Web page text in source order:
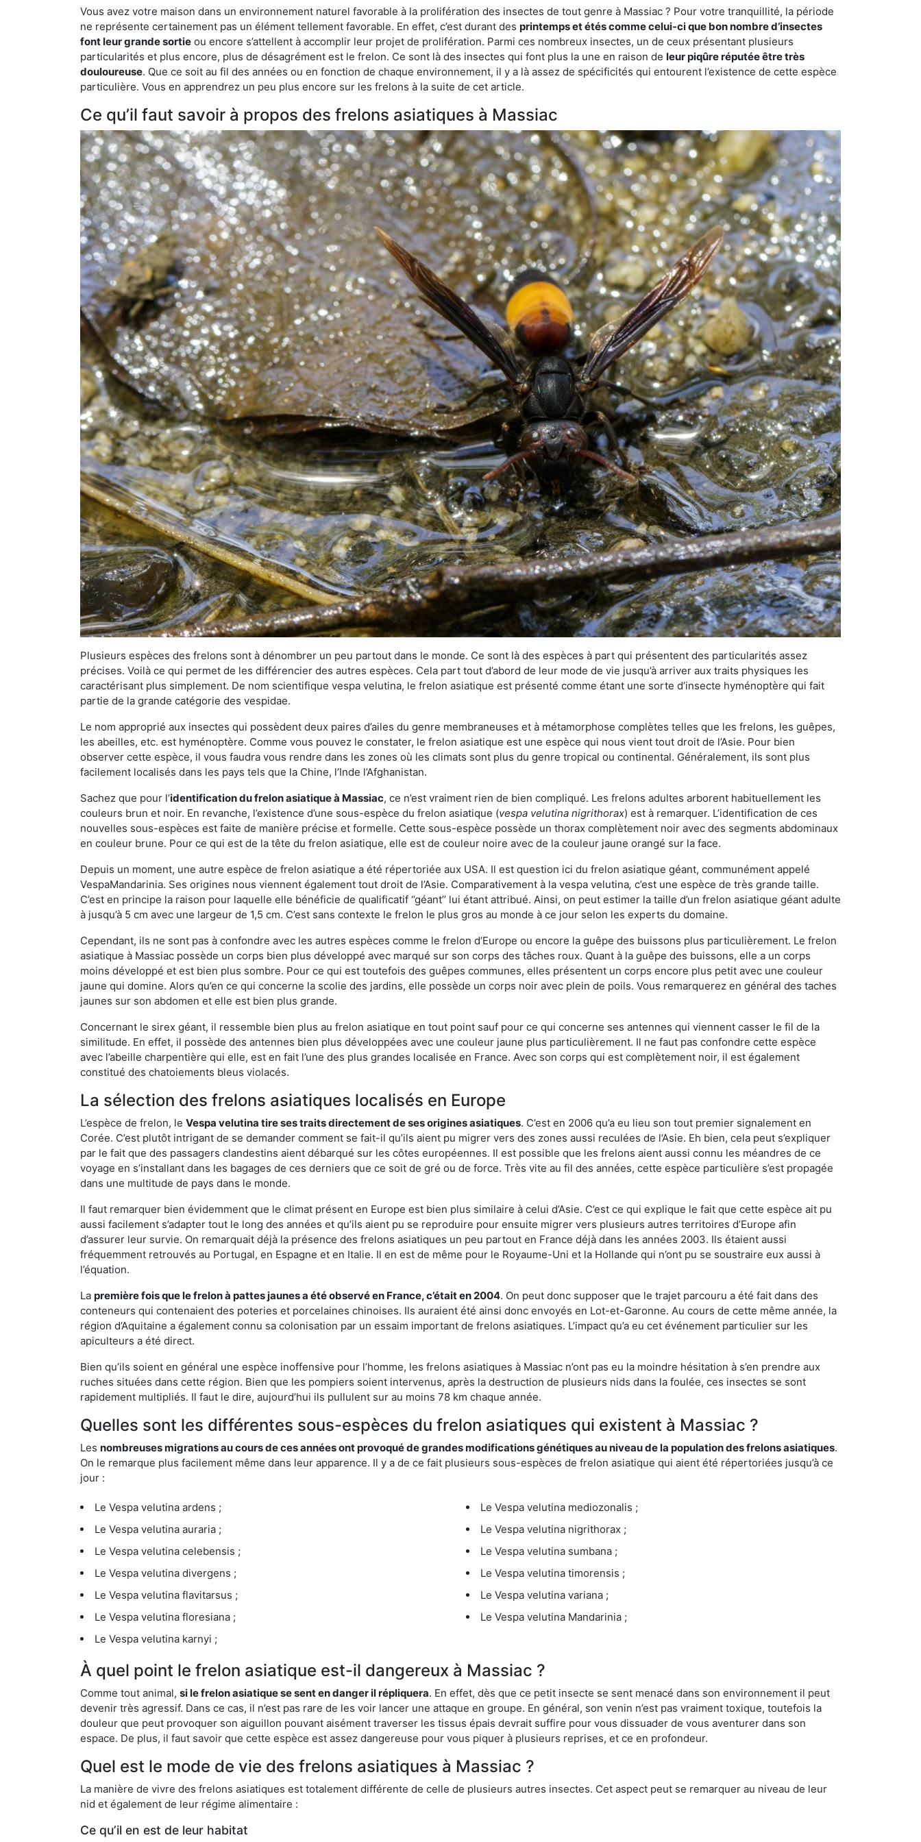
Vous avez votre maison dans un environnement naturel favorable à la prolifération des insectes de tout genre à Massiac ? Pour votre tranquillité, la période
ne représente certainement pas un élément tellement favorable. En effet, c’est durant des printemps et étés comme celui-ci que bon nombre d’insectes
font leur grande sortie ou encore s’attellent à accomplir leur projet de prolifération. Parmi ces nombreux insectes, un de ceux présentant plusieurs
particularités et plus encore, plus de désagrément est le frelon. Ce sont là des insectes qui font plus la une en raison de leur piqûre réputée être très
douloureuse. Que ce soit au fil des années ou en fonction de chaque environnement, il y a là assez de spécificités qui entourent l’existence de cette espèce
particulière. Vous en apprendrez un peu plus encore sur les frelons à la suite de cet article.
Ce qu’il faut savoir à propos des frelons asiatiques à Massiac
Plusieurs espèces des frelons sont à dénombrer un peu partout dans le monde. Ce sont là des espèces à part qui présentent des particularités assez
précises. Voilà ce qui permet de les différencier des autres espèces. Cela part tout d’abord de leur mode de vie jusqu’à arriver aux traits physiques les
caractérisant plus simplement. De nom scientifique vespa velutina, le frelon asiatique est présenté comme étant une sorte d’insecte hyménoptère qui fait
partie de la grande catégorie des vespidae.
Le nom approprié aux insectes qui possèdent deux paires d’ailes du genre membraneuses et à métamorphose complètes telles que les frelons, les guêpes,
les abeilles, etc. est hyménoptère. Comme vous pouvez le constater, le frelon asiatique est une espèce qui nous vient tout droit de l’Asie. Pour bien
observer cette espèce, il vous faudra vous rendre dans les zones où les climats sont plus du genre tropical ou continental. Généralement, ils sont plus
facilement localisés dans les pays tels que la Chine, l’Inde l’Afghanistan.
Sachez que pour l’identification du frelon asiatiqueà Massiac, ce n’est vraiment rien de bien compliqué. Les frelons adultes arborent habituellement les
couleurs brun et noir. En revanche, l’existence d’une sous-espèce du frelon asiatique (vespa velutina nigrithorax) est à remarquer. L’identification de ces
nouvelles sous-espèces est faite de manière précise et formelle. Cette sous-espèce possède un thorax complètement noir avec des segments abdominaux
en couleur brune. Pour ce qui est de la tête du frelon asiatique, elle est de couleur noire avec de la couleur jaune orangé sur la face.
Depuis un moment, une autre espèce de frelon asiatique a été répertoriée aux USA. Il est question ici du frelon asiatique géant, communément appelé
VespaMandarinia. Ses origines nous viennent également tout droit de l’Asie. Comparativement à la vespa velutina, c’est une espèce de très grande taille.
C’est en principe la raison pour laquelle elle bénéficie de qualificatif ‘’géant’’ lui étant attribué. Ainsi, on peut estimer la taille d’un frelon asiatique géant adulte
à jusqu’à 5 cm avec une largeur de 1,5 cm. C’est sans contexte le frelon le plus gros au monde à ce jour selon les experts du domaine.
Cependant, ils ne sont pas à confondre avec les autres espèces comme le frelon d’Europe ou encore la guêpe des buissons plus particulièrement. Le frelon
asiatique à Massiac possède un corps bien plus développé avec marqué sur son corps des tâches roux. Quant à la guêpe des buissons, elle a un corps
moins développé et est bien plus sombre. Pour ce qui est toutefois des guêpes communes, elles présentent un corps encore plus petit avec une couleur
jaune qui domine. Alors qu’en ce qui concerne la scolie des jardins, elle possède un corps noir avec plein de poils. Vous remarquerez en général des taches
jaunes sur son abdomen et elle est bien plus grande.
Concernant le sirex géant, il ressemble bien plus au frelon asiatique en tout point sauf pour ce qui concerne ses antennes qui viennent casser le fil de la
similitude. En effet, il possède des antennes bien plus développées avec une couleur jaune plus particulièrement. Il ne faut pas confondre cette espèce
avec l’abeille charpentière qui elle, est en fait l’une des plus grandes localisée en France. Avec son corps qui est complètement noir, il est également
constitué des chatoiements bleus violacés.
La sélection des frelons asiatiques localisés en Europe
L’espèce de frelon, le Vespa velutina tire ses traits directement de ses origines asiatiques. C’est en 2006 qu’a eu lieu son tout premier signalement en
Corée. C’est plutôt intrigant de se demander comment se fait-il qu’ils aient pu migrer vers des zones aussi reculées de l’Asie. Eh bien, cela peut s’expliquer
par le fait que des passagers clandestins aient débarqué sur les côtes européennes. Il est possible que les frelons aient aussi connu les méandres de ce
voyage en s’installant dans les bagages de ces derniers que ce soit de gré ou de force. Très vite au fil des années, cette espèce particulière s’est propagée
dans une multitude de pays dans le monde.
Il faut remarquer bien évidemment que le climat présent en Europe est bien plus similaire à celui d’Asie. C’est ce qui explique le fait que cette espèce ait pu
aussi facilement s’adapter tout le long des années et qu’ils aient pu se reproduire pour ensuite migrer vers plusieurs autres territoires d’Europe afin
d’assurer leur survie. On remarquait déjà la présence des frelons asiatiques un peu partout en France déjà dans les années 2003. Ils étaient aussi
fréquemment retrouvés au Portugal, en Espagne et en Italie. Il en est de même pour le Royaume-Uni et la Hollande qui n’ont pu se soustraire eux aussi à
l’équation.
La première fois que le frelon à pattes jaunes a été observé en France, c’était en 2004. On peut donc supposer que le trajet parcouru a été fait dans des
conteneurs qui contenaient des poteries et porcelaines chinoises. Ils auraient été ainsi donc envoyés en Lot-et-Garonne. Au cours de cette même année, la
région d’Aquitaine a également connu sa colonisation par un essaim important de frelons asiatiques. L’impact qu’a eu cet événement particulier sur les
apiculteurs a été direct.
Bien qu’ils soient en général une espèce inoffensive pour l’homme, les frelons asiatiques à Massiac n’ont pas eu la moindre hésitation à s’en prendre aux
ruches situées dans cette région. Bien que les pompiers soient intervenus, après la destruction de plusieurs nids dans la foulée, ces insectes se sont
rapidement multipliés. Il faut le dire, aujourd’hui ils pullulent sur au moins 78 km chaque année.
Quelles sont les différentes sous-espèces du frelon asiatiques qui existent à Massiac ?
Les nombreuses migrations au cours de ces années ont provoqué de grandes modifications génétiques au niveau de la population des frelons asiatiques.
On le remarque plus facilement même dans leur apparence. Il y a de ce fait plusieurs sous-espèces de frelon asiatique qui aient été répertoriées jusqu’à ce
jour :
Le Vespa velutina ardens ;
Le Vespa velutina auraria ;
Le Vespa velutina celebensis ;
Le Vespa velutina divergens ;
Le Vespa velutina flavitarsus ;
Le Vespa velutina floresiana ;
Le Vespa velutina karnyi ;
Le Vespa velutina mediozonalis ;
Le Vespa velutina nigrithorax ;
Le Vespa velutina sumbana ;
Le Vespa velutina timorensis ;
Le Vespa velutina variana ;
Le Vespa velutina Mandarinia ;
À quel point le frelon asiatique est-il dangereux à Massiac ?
Comme tout animal, si le frelon asiatique se sent en danger il répliquera. En effet, dès que ce petit insecte se sent menacé dans son environnement il peut
devenir très agressif. Dans ce cas, il n’est pas rare de les voir lancer une attaque en groupe. En général, son venin n’est pas vraiment toxique, toutefois la
douleur que peut provoquer son aiguillon pouvant aisément traverser les tissus épais devrait suffire pour vous dissuader de vous aventurer dans son
espace. De plus, il faut savoir que cette espèce est assez dangereuse pour vous piquer à plusieurs reprises, et ce en profondeur.
Quel est le mode de vie des frelons asiatiques à Massiac ?
La manière de vivre des frelons asiatiques est totalement différente de celle de plusieurs autres insectes. Cet aspect peut se remarquer au niveau de leur
nid et également de leur régime alimentaire :
Ce qu’il en est de leur habitat